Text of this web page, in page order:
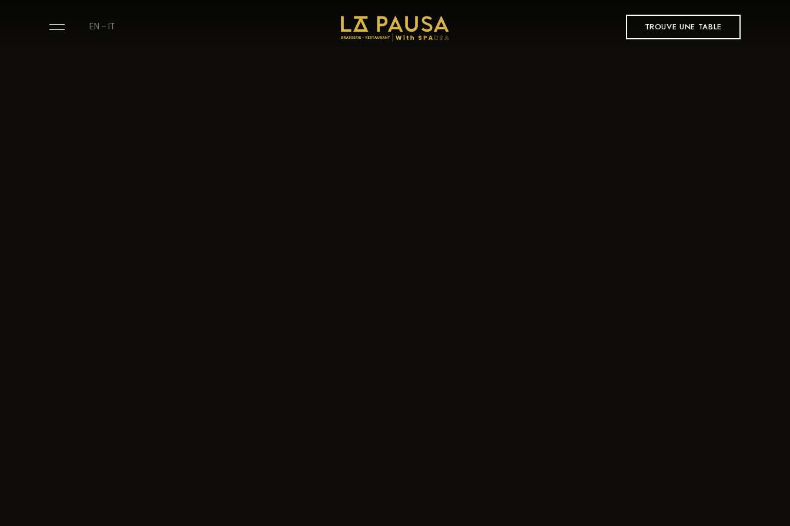
EN – IT TROUVE UNE TABLE